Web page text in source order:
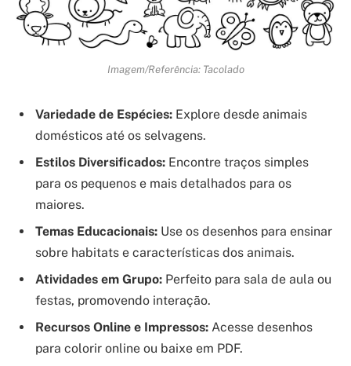
Imagem/Referência: Tacolado
Variedade de Espécies: Explore desde animais
domésticos até os selvagens.
Estilos Diversificados: Encontre traços simples
para os pequenos e mais detalhados para os
maiores.
Temas Educacionais: Use os desenhos para ensinar
sobre habitats e características dos animais.
Atividades em Grupo: Perfeito para sala de aula ou
festas, promovendo interação.
Recursos Online e Impressos: Acesse desenhos
para colorir online ou baixe em PDF.